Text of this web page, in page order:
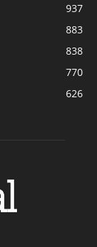
937
883
838
770
626